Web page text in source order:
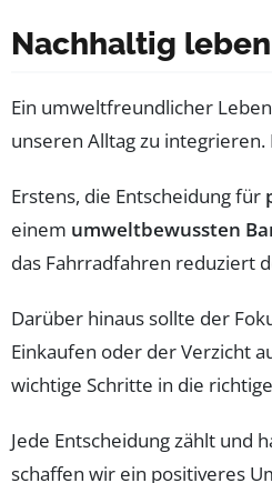
Nachhaltig
Ein umweltfreundlicher
unseren Alltag zu
Erstens, die Entscheidung für
einem umweltbewussten
das Fahrradfahren reduziert
Darüber hinaus sollte der
Einkaufen oder der Verzicht
wichtige Schritte in die
Jede Entscheidung zählt und
schaffen wir ein positiveres